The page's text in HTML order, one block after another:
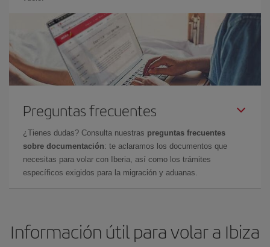
Preguntas frecuentes
¿Tienes dudas? Consulta nuestras preguntas frecuentes
sobre documentación: te aclaramos los documentos que
necesitas para volar con Iberia, así como los trámites
específicos exigidos para la migración y aduanas.
Información útil para volar a Ibiza